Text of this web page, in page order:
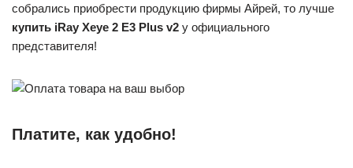
собрались приобрести продукцию фирмы Айрей, то лучше
купить iRay Xeye 2 E3 Plus v2 у официального
представителя!
Платите, как удобно!